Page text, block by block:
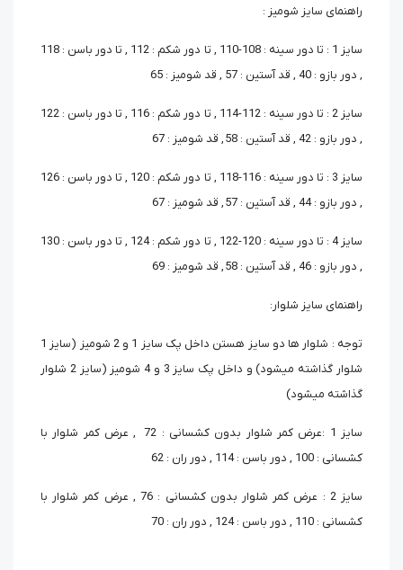
راهنمای سایز شومیز :
سایز 1 : تا دور سینه : 108-110 , تا دور شکم : 112 , تا دور باسن : 118
, دور بازو : 40 , قد آستین : 57 , قد شومیز : 65
سایز 2 : تا دور سینه : 112-114 , تا دور شکم : 116 , تا دور باسن : 122
, دور بازو : 42 , قد آستین : 58 , قد شومیز : 67
سایز 3 : تا دور سینه : 116-118 , تا دور شکم : 120 , تا دور باسن : 126
, دور بازو : 44 , قد آستین : 57 , قد شومیز : 67
سایز 4 : تا دور سینه : 120-122 , تا دور شکم : 124 , تا دور باسن : 130
, دور بازو : 46 , قد آستین : 58 , قد شومیز : 69
راهنمای سایز شلوار:
توجه : شلوار ها دو سایز هستن داخل پک سایز 1 و 2 شومیز (سایز 1
شلوار گذاشته میشود) و داخل پک سایز 3 و 4 شومیز (سایز 2 شلوار
گذاشته میشود)
سایز 1 :عرض کمر شلوار بدون کشسانی : 72 , عرض کمر شلوار با
کشسانی : 100 , دور باسن : 114 , دور ران : 62
سایز 2 : عرض کمر شلوار بدون کشسانی : 76 , عرض کمر شلوار با
کشسانی : 110 , دور باسن : 124 , دور ران : 70